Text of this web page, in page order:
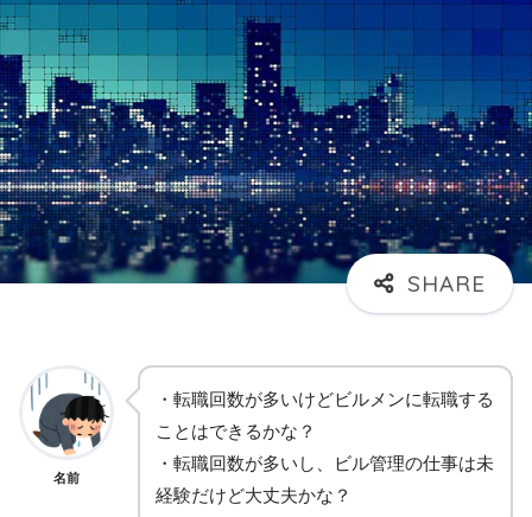
名前
・転職回数が多いけどビルメンに転職する
ことはできるかな？
・転職回数が多いし、ビル管理の仕事は未
経験だけど大丈夫かな？